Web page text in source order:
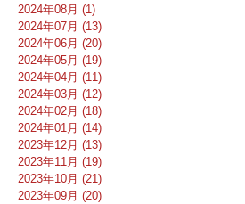
2024年08月 (1)
2024年07月 (13)
2024年06月 (20)
2024年05月 (19)
2024年04月 (11)
2024年03月 (12)
2024年02月 (18)
2024年01月 (14)
2023年12月 (13)
2023年11月 (19)
2023年10月 (21)
2023年09月 (20)